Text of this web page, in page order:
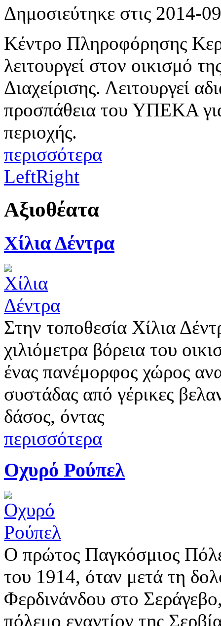
Δημοσιεύτηκε στις 2014-
Κέντρο Πληροφόρησης
λειτουργεί στον οικισμό
Διαχείρισης. Λειτουργεί
προσπάθεια του ΥΠΕΚΑ
περιοχής.
περισσότερα
LeftRight
Αξιοθέατα
Χίλια Δέντρα
Στην τοποθεσία Χίλια
χιλιόμετρα βόρεια του
ένας πανέμορφος χώρος
συστάδας από γέρικες
δάσος, όντας
περισσότερα
Οχυρό Ρούπελ
Ο πρώτος Παγκόσμιος
του 1914, όταν μετά τη
Φερδινάνδου στο
πόλεμο εναντίον της